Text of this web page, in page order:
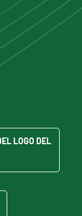
LOGO DEL